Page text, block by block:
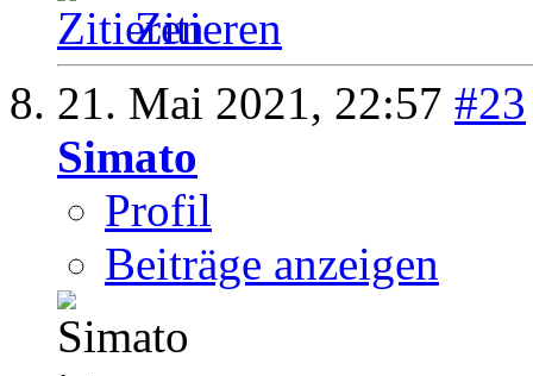
Zitieren
21. Mai 2021, 22:57 #23
Simato
Profil
Beiträge anzeigen